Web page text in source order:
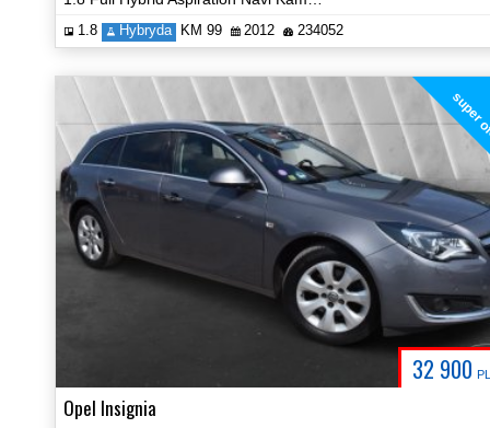
1.8 Hybryda KM 99 2012 234052
32 900
Opel Insignia